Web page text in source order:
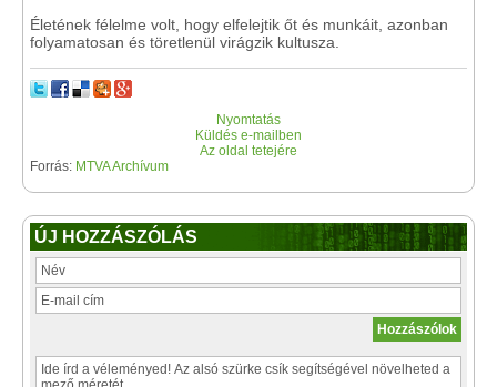
Életének félelme volt, hogy elfelejtik őt és munkáit, azonban
folyamatosan és töretlenül virágzik kultusza.
Nyomtatás
Küldés e-mailben
Az oldal tetejére
Forrás: MTVA Archívum
ÚJ HOZZÁSZÓLÁS